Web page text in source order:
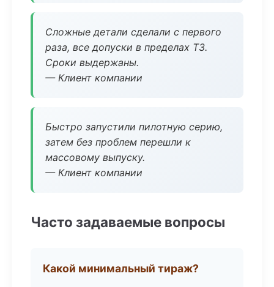
Сложные детали сделали с первого
раза, все допуски в пределах ТЗ.
Сроки выдержаны.
— Клиент компании
Быстро запустили пилотную серию,
затем без проблем перешли к
массовому выпуску.
— Клиент компании
Часто задаваемые вопросы
Какой минимальный тираж?